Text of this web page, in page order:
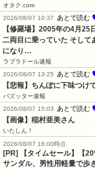
オタク.com
2026/08/07 10:37 あとで読む
【修羅場】2005年の4月
二両目に乗っていた そして
になり…
ラブラドール速報
2026/08/07 13:25 あとで読む
【悲報】ちんぽに下味つ
バズッター速報
2026/08/07 15:03 あとで読む
【画像】稲村亜美さん
いたしん！
2026/08/07 16:00時点
[PR] 【タイムセール】【
サンダル、男性用軽量で歩